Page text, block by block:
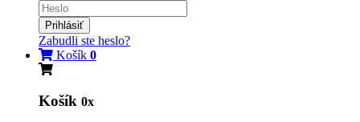
Prihlásiť
Zabudli ste heslo?
Košík 0
Košík 0x